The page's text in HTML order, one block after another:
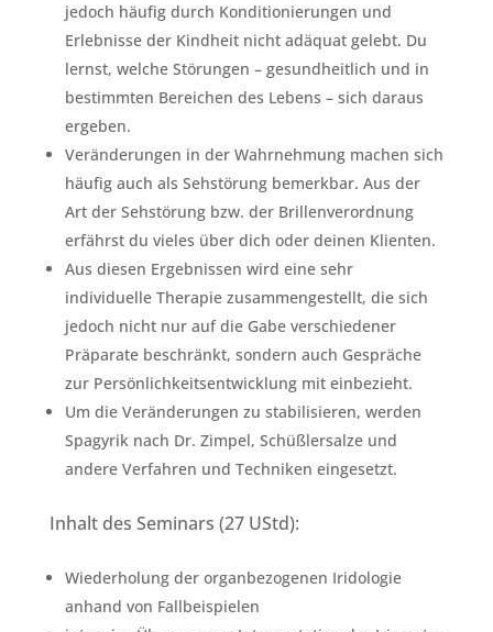
jedoch häufig durch Konditionierungen und
Erlebnisse der Kindheit nicht adäquat gelebt. Du
lernst, welche Störungen – gesundheitlich und in
bestimmten Bereichen des Lebens – sich daraus
ergeben.
Veränderungen in der Wahrnehmung machen sich
häufig auch als Sehstörung bemerkbar. Aus der
Art der Sehstörung bzw. der Brillenverordnung
erfährst du vieles über dich oder deinen Klienten.
Aus diesen Ergebnissen wird eine sehr
individuelle Therapie zusammengestellt, die sich
jedoch nicht nur auf die Gabe verschiedener
Präparate beschränkt, sondern auch Gespräche
zur Persönlichkeitsentwicklung mit einbezieht.
Um die Veränderungen zu stabilisieren, werden
Spagyrik nach Dr. Zimpel, Schüßlersalze und
andere Verfahren und Techniken eingesetzt.
Inhalt des Seminars (27 UStd):
Wiederholung der organbezogenen Iridologie
anhand von Fallbeispielen